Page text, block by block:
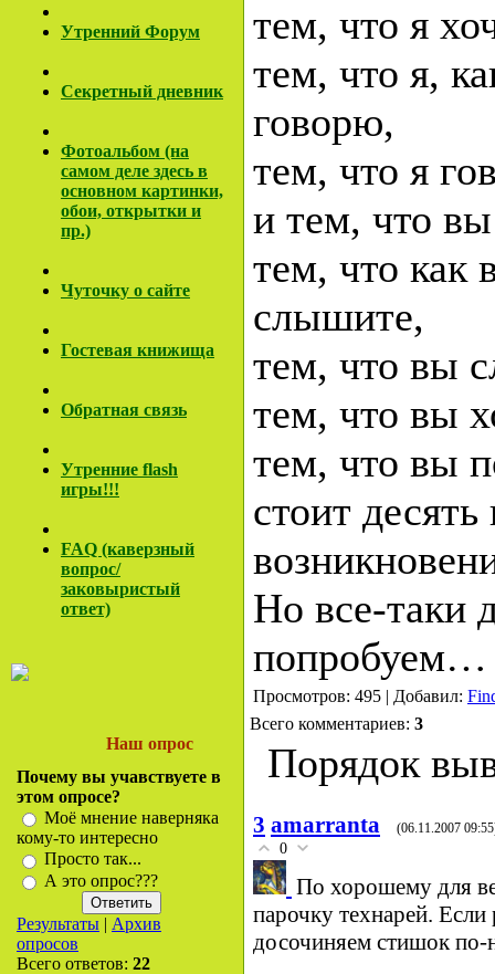
Утренний Форум
Секретный дневник
Фотоальбом (на
самом деле здесь в
основном картинки,
обои, открытки и
пр.)
Чуточку о сайте
Гостевая книжища
Обратная связь
Утренние flash
игры!!!
FAQ (каверзный
вопрос/
заковыристый
ответ)
Наш опрос
Почему вы учавствуете в
этом опросе?
Моё мнение наверняка
кому-то интересно
Просто так...
А это опрос???
Результаты | Архив
опросов
Всего ответов: 22
тем, что я
тем, что я,
говорю,
тем, что я
и тем, что
тем, что как
слышите,
тем, что вы
тем, что вы
тем, что вы
стоит десять
Но все-таки
попробуем…
Просмотров: 495 | Добавил:
Всего комментариев: 3
Порядок
3 amarranta (06.11.2007
0
По хорошему для
парочку технарей. Если
досочиняем стишок